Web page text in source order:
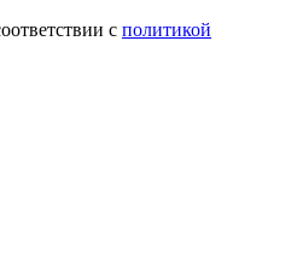
с политикой